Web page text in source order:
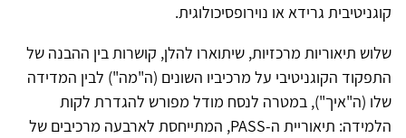
קוגניטיבית גרידא או נוירופסיכולוגית.
שלוש תיאוריות מרכזיות, שיתוארו להלן, קושרות בין ההבנה של
התפקוד הקוגניטיבי על מרכיביו השונים (ה"מה") לבין המדידה
שלו (ה"איך"), במטרה לנסח מודל מפורש להגדרת לקות
הלמידה: תיאוריית ה-PASS, המתייחסת לארבעה מרכיבים של